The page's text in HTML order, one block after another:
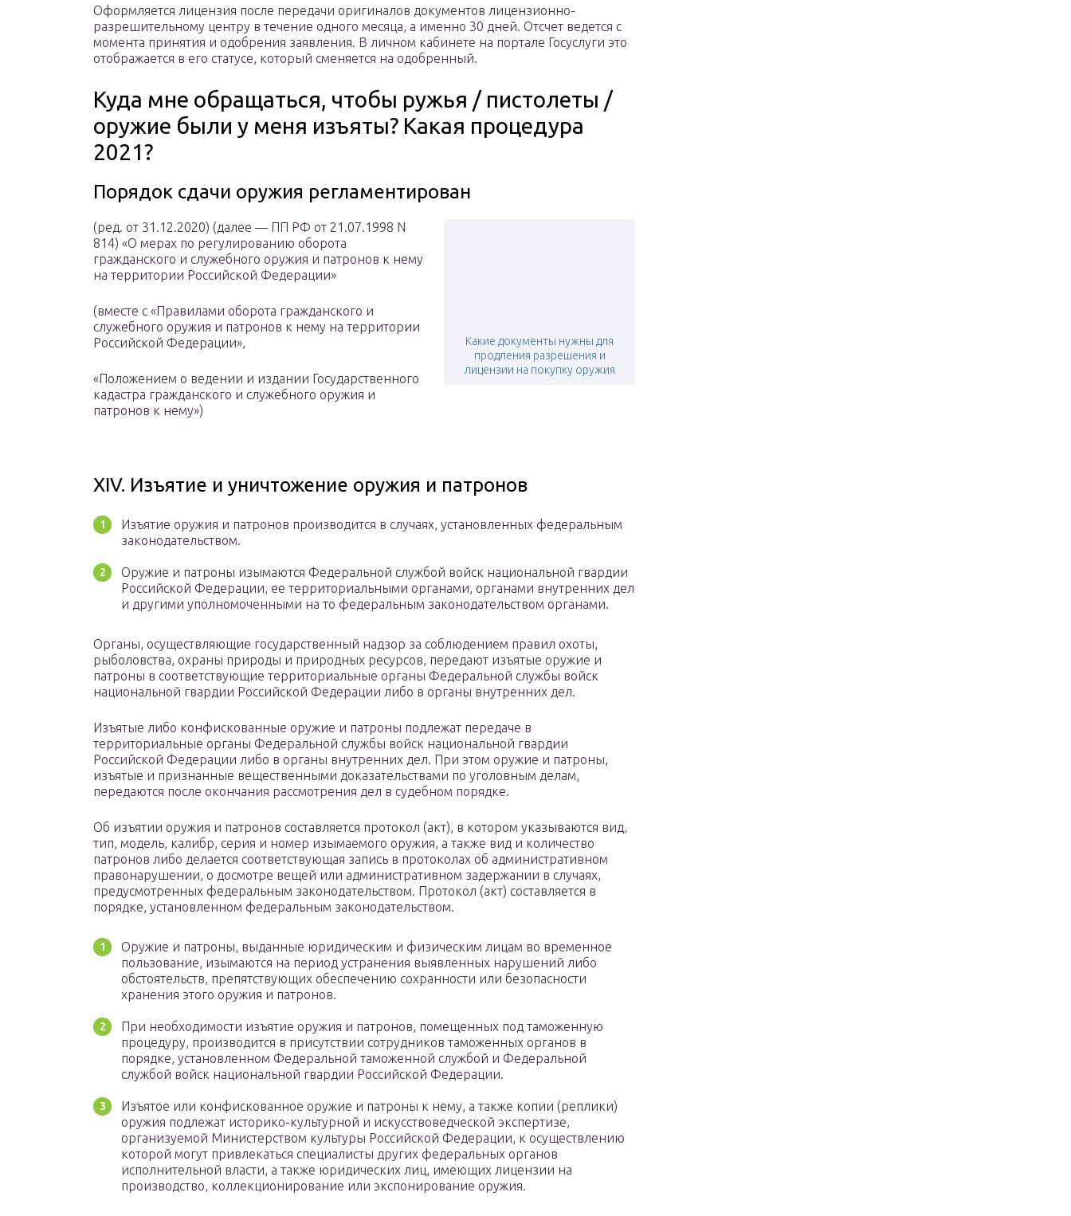
Оформляется лицензия после передачи оригиналов документов лицензионно-
разрешительному центру в течение одного месяца, а именно 30 дней. Отсчет ведется с
момента принятия и одобрения заявления. В личном кабинете на портале Госуслуги это
отображается в его статусе, который сменяется на одобренный.
Куда мне обращаться, чтобы ружья / пистолеты /
оружие были у меня изъяты? Какая процедура
2021?
Порядок сдачи оружия регламентирован
Какие документы нужны для
продления разрешения и
лицензии на покупку оружия
(ред. от 31.12.2020) (далее — ПП РФ от 21.07.1998 N
814) «О мерах по регулированию оборота
гражданского и служебного оружия и патронов к нему
на территории Российской Федерации»
(вместе с «Правилами оборота гражданского и
служебного оружия и патронов к нему на территории
Российской Федерации»,
«Положением о ведении и издании Государственного
кадастра гражданского и служебного оружия и
патронов к нему»)
XIV. Изъятие и уничтожение оружия и патронов
Изъятие оружия и патронов производится в случаях, установленных федеральным
законодательством.
Оружие и патроны изымаются Федеральной службой войск национальной гвардии
Российской Федерации, ее территориальными органами, органами внутренних дел
и другими уполномоченными на то федеральным законодательством органами.
Органы, осуществляющие государственный надзор за соблюдением правил охоты,
рыболовства, охраны природы и природных ресурсов, передают изъятые оружие и
патроны в соответствующие территориальные органы Федеральной службы войск
национальной гвардии Российской Федерации либо в органы внутренних дел.
Изъятые либо конфискованные оружие и патроны подлежат передаче в
территориальные органы Федеральной службы войск национальной гвардии
Российской Федерации либо в органы внутренних дел. При этом оружие и патроны,
изъятые и признанные вещественными доказательствами по уголовным делам,
передаются после окончания рассмотрения дел в судебном порядке.
Об изъятии оружия и патронов составляется протокол (акт), в котором указываются вид,
тип, модель, калибр, серия и номер изымаемого оружия, а также вид и количество
патронов либо делается соответствующая запись в протоколах об административном
правонарушении, о досмотре вещей или административном задержании в случаях,
предусмотренных федеральным законодательством. Протокол (акт) составляется в
порядке, установленном федеральным законодательством.
Оружие и патроны, выданные юридическим и физическим лицам во временное
пользование, изымаются на период устранения выявленных нарушений либо
обстоятельств, препятствующих обеспечению сохранности или безопасности
хранения этого оружия и патронов.
При необходимости изъятие оружия и патронов, помещенных под таможенную
процедуру, производится в присутствии сотрудников таможенных органов в
порядке, установленном Федеральной таможенной службой и Федеральной
службой войск национальной гвардии Российской Федерации.
Изъятое или конфискованное оружие и патроны к нему, а также копии (реплики)
оружия подлежат историко-культурной и искусствоведческой экспертизе,
организуемой Министерством культуры Российской Федерации, к осуществлению
которой могут привлекаться специалисты других федеральных органов
исполнительной власти, а также юридических лиц, имеющих лицензии на
производство, коллекционирование или экспонирование оружия.